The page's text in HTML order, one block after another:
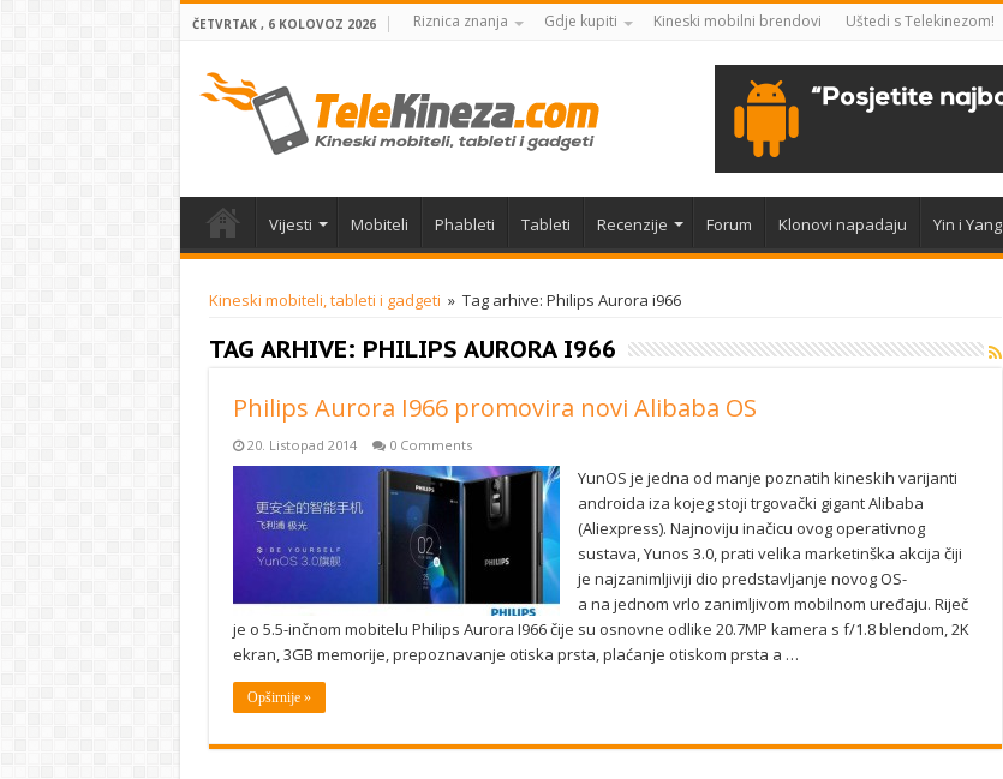
ČETVRTAK , 6 KOLOVOZ 2026 Riznica znanja Gdje kupiti Kineski mobilni brendovi Uštedi s Telekinezom!
Vijesti Mobiteli Phableti Tableti Recenzije Forum Klonovi napadaju Yin i Yang
Kineski mobiteli, tableti i gadgeti » Tag arhive: Philips Aurora i966
TAG ARHIVE: PHILIPS AURORA I966
Philips Aurora I966 promovira novi Alibaba OS
20. Listopad 2014 0 Comments
YunOS je jedna od manje poznatih kineskih varijanti
androida iza kojeg stoji trgovački gigant Alibaba
(Aliexpress). Najnoviju inačicu ovog operativnog
sustava, Yunos 3.0, prati velika marketinška akcija čiji
je najzanimljiviji dio predstavljanje novog OS-
a na jednom vrlo zanimljivom mobilnom uređaju. Riječ
je o 5.5-inčnom mobitelu Philips Aurora I966 čije su osnovne odlike 20.7MP kamera s f/1.8 blendom, 2K
ekran, 3GB memorije, prepoznavanje otiska prsta, plaćanje otiskom prsta a …
Opširnije »